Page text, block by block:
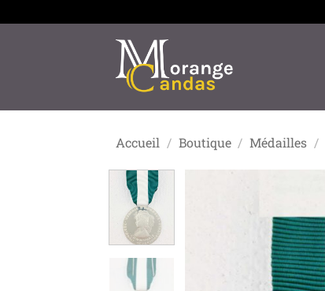
au
Accueil / Boutique / Médailles /